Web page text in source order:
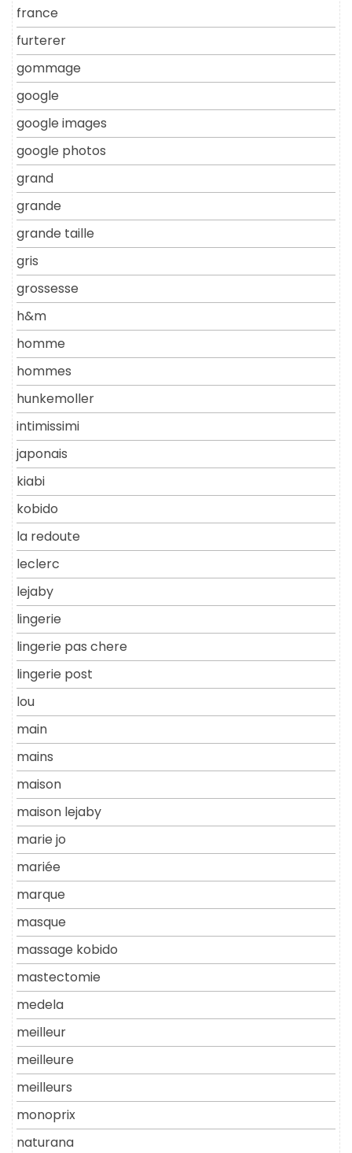
france
furterer
gommage
google
google images
google photos
grand
grande
grande taille
gris
grossesse
h&m
homme
hommes
hunkemoller
intimissimi
japonais
kiabi
kobido
la redoute
leclerc
lejaby
lingerie
lingerie pas chere
lingerie post
lou
main
mains
maison
maison lejaby
marie jo
mariée
marque
masque
massage kobido
mastectomie
medela
meilleur
meilleure
meilleurs
monoprix
naturana